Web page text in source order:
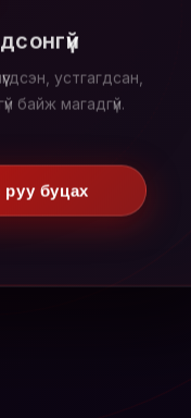
устгагдсан,
байж магадгүй.
буцах